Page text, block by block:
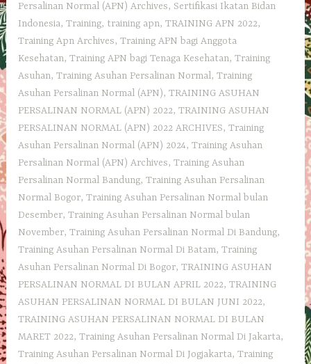
Persalinan Normal (APN) Archives, Sertifikasi Ikatan Bidan
Indonesia,Training, training apn,TRAINING APN 2022,
Training Apn Archives,Training APN bagi Anggota
Kesehatan,Training APN bagi Tenaga Kesehatan,Training
Asuhan,Training Asuhan Persalinan Normal,Training
Asuhan Persalinan Normal (APN),TRAINING ASUHAN
PERSALINAN NORMAL (APN) 2022,TRAINING ASUHAN
PERSALINAN NORMAL (APN) 2022 ARCHIVES,Training
Asuhan Persalinan Normal (APN) 2024,Training Asuhan
Persalinan Normal (APN) Archives,Training Asuhan
Persalinan Normal Bandung,Training Asuhan Persalinan
Normal Bogor,Training Asuhan Persalinan Normal bulan
Desember,Training Asuhan Persalinan Normal bulan
November,Training Asuhan Persalinan Normal Di Bandung,
Training Asuhan Persalinan Normal Di Batam,Training
Asuhan Persalinan Normal Di Bogor,TRAINING ASUHAN
PERSALINAN NORMAL DI BULAN APRIL 2022,TRAINING
ASUHAN PERSALINAN NORMAL DI BULAN JUNI 2022,
TRAINING ASUHAN PERSALINAN NORMAL DI BULAN
MARET 2022,Training Asuhan Persalinan Normal Di Jakarta,
Training Asuhan Persalinan Normal Di Jogjakarta,Training